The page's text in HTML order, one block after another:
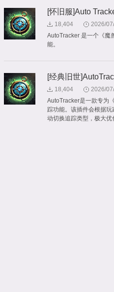
[怀旧服]Auto
18,404
2026/
AutoTracker 是一个《魔
能。
[经典旧世
18,404
2026/
AutoTracker是一款专为
踪功能。该插件会根据
动切换追踪类型，极大